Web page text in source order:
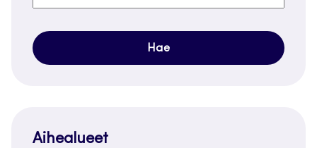
Aihealueet